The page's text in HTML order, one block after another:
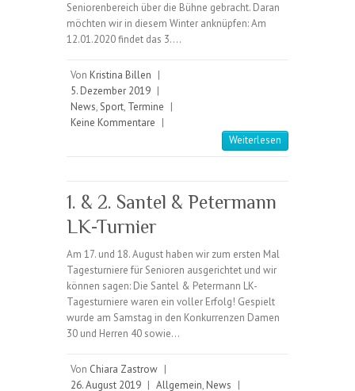
Seniorenbereich über die Bühne gebracht. Daran
möchten wir in diesem Winter anknüpfen: Am
12.01.2020 findet das 3.…
Von Kristina Billen |
5. Dezember 2019 |
News,Sport, Termine |
Keine Kommentare |
Weiterlesen
1. & 2. Santel & Petermann
LK-Turnier
Am 17. und 18. August haben wir zum ersten Mal
Tagesturniere für Senioren ausgerichtet und wir
können sagen: Die Santel & Petermann LK-
Tagesturniere waren ein voller Erfolg! Gespielt
wurde am Samstag in den Konkurrenzen Damen
30 und Herren 40 sowie…
Von Chiara Zastrow |
26. August 2019 | Allgemein, News |